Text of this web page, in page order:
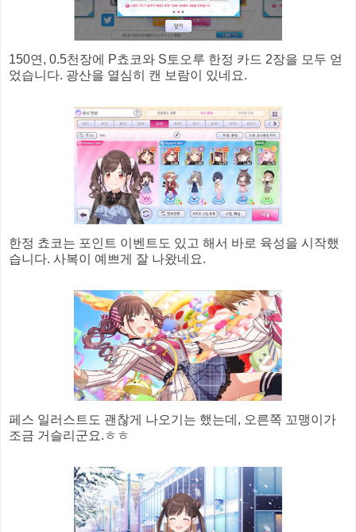
150연, 0.5천장에 P쵸코와 S토오루 한정 카드 2장을 모두 얻
었습니다. 광산을 열심히 캔 보람이 있네요.
한정 쵸코는 포인트 이벤트도 있고 해서 바로 육성을 시작했
습니다. 사복이 예쁘게 잘 나왔네요.
페스 일러스트도 괜찮게 나오기는 했는데, 오른쪽 꼬맹이가
조금 거슬리군요.ㅎㅎ